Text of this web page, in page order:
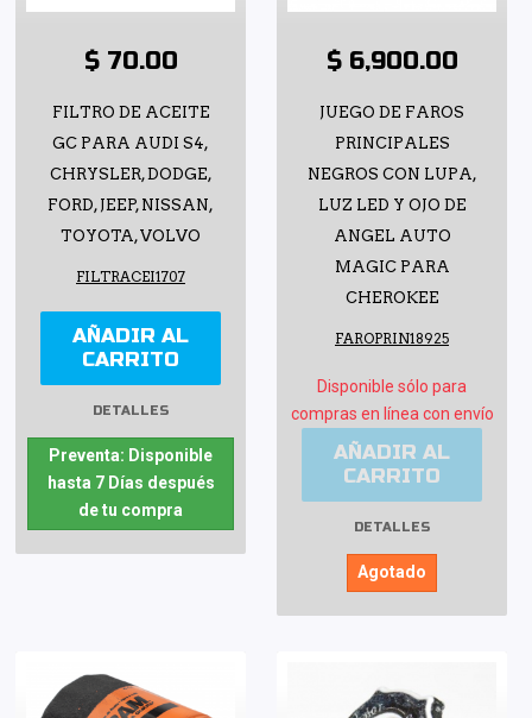
$ 70.00
FILTRO DE ACEITE
GC PARA AUDI S4,
CHRYSLER, DODGE,
FORD, JEEP, NISSAN,
TOYOTA, VOLVO
FILTRACEI1707
AÑADIR AL
CARRITO
DETALLES
Preventa: Disponible
hasta 7 Días después
de tu compra
$ 6,900.00
JUEGO DE FAROS
PRINCIPALES
NEGROS CON LUPA,
LUZ LED Y OJO DE
ANGEL AUTO
MAGIC PARA
CHEROKEE
FAROPRIN18925
Disponible sólo para
compras en línea con envío
AÑADIR AL
CARRITO
DETALLES
Agotado